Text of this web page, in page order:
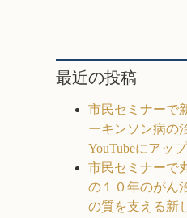
最近の投稿
市民セミナーで
ーキンソン病の
YouTubeにアッ
市民セミナーで
の１０年のがん
の質を支える新